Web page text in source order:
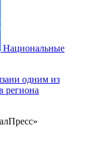
Национальные
одним из
региона